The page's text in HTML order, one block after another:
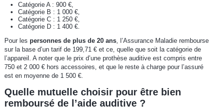
Catégorie A : 900 €,
Catégorie B : 1 000 €,
Catégorie C : 1 250 €,
Catégorie D : 1 400 €.
Pour les personnes de plus de 20 ans, l’Assurance Maladie rembourse
sur la base d’un tarif de 199,71 € et ce, quelle que soit la catégorie de
l’appareil. A noter que le prix d’une prothèse auditive est compris entre
750 et 2 000 € hors accessoires, et que le reste à charge pour l’assuré
est en moyenne de 1 500 €.
Quelle mutuelle choisir pour être bien
remboursé de l’aide auditive ?